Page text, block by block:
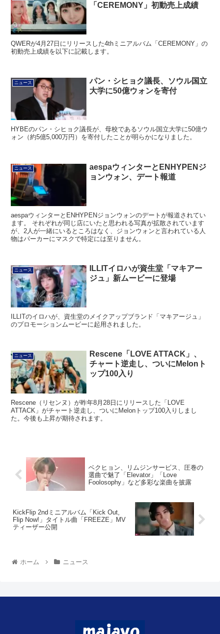
「CEREMONY」初動売上成績
QWERが4月27日にリリースした4thミニアルバム「CEREMONY」の
初動売上成績を以下に記載します。
ニュース
パン・シヒョク議長、ソウル国立
大学に50億ウォンを寄付
HYBEのパン・シヒョク議長が、母校であるソウル国立大学に50億ウ
ォン（約5億5,000万円）を寄付したことが明らかになりました。
ニュース
aespaウィンターとENHYPENジ
ョンウォン、デート報道
aespaウィンターとENHYPENジョンウォンのデートが報道されてい
ます。 それぞれが同じ店にいたと思われる写真が拡散されています
が、2人が一緒にいるところはなく、ジョンウォンと言われている人
物はパーカーにマスクで特定には至りません。
ニュース
ILLITイロハが資生堂「マキアー
ジュ」新ムービーに登場
ILLITのイロハが、資生堂のメイクアップブランド「マキアージュ」
のプロモーションムービーに起用されました。
ニュース
Rescene「LOVE ATTACK」、
チャート逆走し、ついにMelonト
ップ100入り
Rescene（リセンヌ）が昨年8月28日にリリースした「LOVE
ATTACK」がチャート逆走し、ついにMelonトップ100入りしまし
た。今後も上昇が期待されます。
ベクヒョン、リムジンサービス、圧巻の
選曲で魅了「Elevator」「Love
Foolosophy」など多彩な楽曲を披露
KickFlip 2ndミニアルバム「Kick Out,
Flip Now!」タイトル曲「FREEZE」MV
ティーザー公開
ホーム ニュース